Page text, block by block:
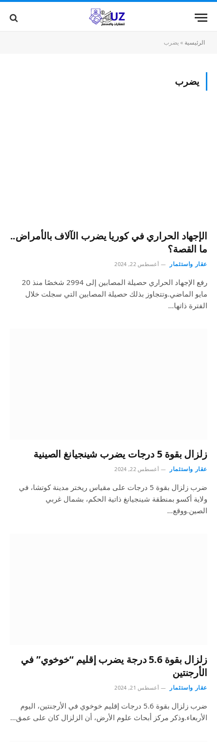
الرئيسية »يضرب
يضرب
الإجهاد الحراري في كوريا يضرب الآلاف بالأمراض..
ما القصة؟
عقار واستثمار أغسطس 22, 2024
رفع الإجهاد الحراري حصيلة المصابين إلى 2994 شخصًا منذ 20
مايو الماضي.وتتجاوز بذلك حصيلة المصابين التي سجلت خلال
الفترة ذاتها…
زلزال بقوة 5 درجات يضرب شينجيانغ الصينية
عقار واستثمار أغسطس 22, 2024
ضرب زلزال بقوة 5 درجات على مقياس ريختر مدينة كوتشا، في
ولاية أكسو بمنطقة شينجيانغ ذاتية الحكم، بشمال غربي
الصين.ووقع…
زلزال بقوة 5.6 درجة يضرب إقليم “خوخوي” في
الأرجنتين
عقار واستثمار أغسطس 21, 2024
ضرب زلزال بقوة 5.6 درجات إقليم خوخوي في الأرجنتين، اليوم
الأربعاء.وذكر مركز أبحاث علوم الأرض، أن الزلزال كان على عمق…